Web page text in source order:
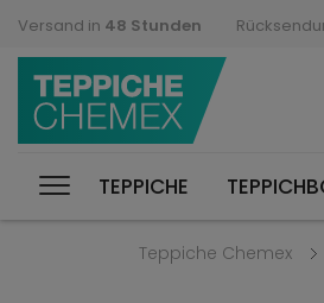
Versand in 48 Stunden
TEPPICHE
Teppiche Chemex